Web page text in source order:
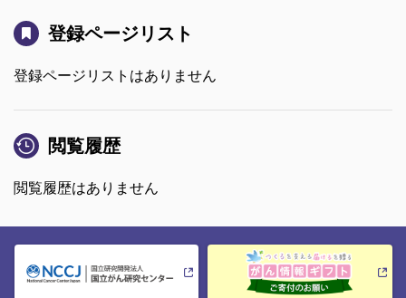
登録ページリスト
登録ページリストはありません
閲覧履歴
閲覧履歴はありません